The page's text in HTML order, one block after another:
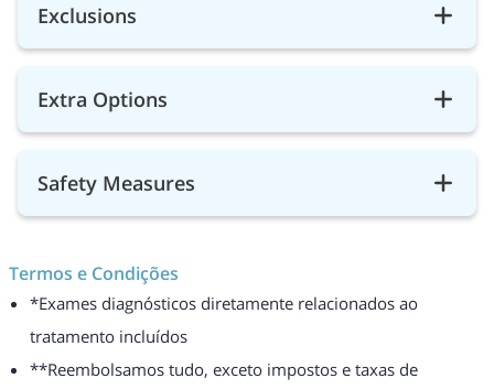
Exclusions
Extra Options
Safety Measures
Termos e Condições
*Exames diagnósticos diretamente relacionados ao
tratamento incluídos
**Reembolsamos tudo, exceto impostos e taxas de